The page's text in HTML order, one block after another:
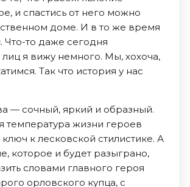
и спастись от него можно
доме. И в то же время
Что-то даже сегодня
лиц я вижу немного. Мы, хохоча,
Так что история у нас
— сочный, яркий и образный.
жизни героев
к лесковской стилистике. А
которое и будет разыграно,
словами главного героя
орловского купца, с